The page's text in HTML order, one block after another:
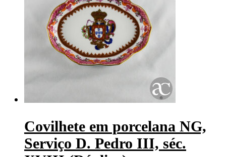
Covilhete em porcelana NG,
Serviço D. Pedro III, séc.